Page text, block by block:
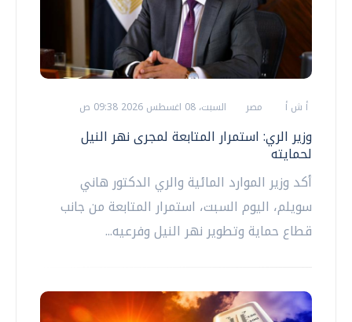
أ ش أ مصر السبت، 08 اغسطس 2026 09:38 ص
وزير الري: استمرار المتابعة لمجرى نهر النيل
لحمايته
أكد وزير الموارد المائية والري الدكتور هاني
سويلم، اليوم السبت، استمرار المتابعة من جانب
قطاع حماية وتطوير نهر النيل وفرعيه...